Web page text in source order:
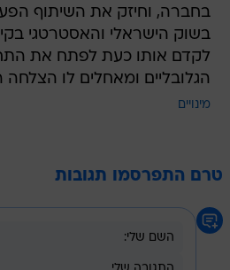
לקדם אותו כעת לפתח את
הגלובליים ומאחלים לו
מינויים